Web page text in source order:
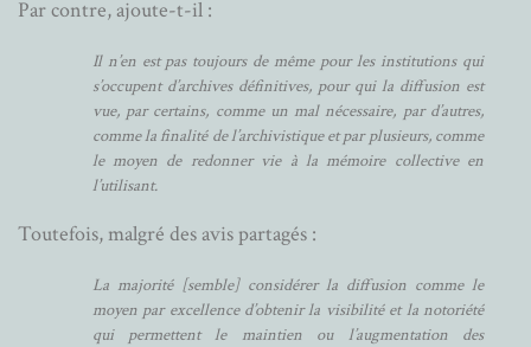
Par contre, ajoute-t-il :
Il n’en est pas toujours de même pour les institutions qui
s’occupent d’archives définitives, pour qui la diffusion est
vue, par certains, comme un mal nécessaire, par d’autres,
comme la finalité de l’archivistique et par plusieurs, comme
le moyen de redonner vie à la mémoire collective en
l’utilisant.
Toutefois, malgré des avis partagés :
La majorité [semble] considérer la diffusion comme le
moyen par excellence d’obtenir la visibilité et la notoriété
qui permettent le maintien ou l’augmentation des